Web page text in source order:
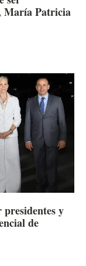
María Patricia
presidentes y
de